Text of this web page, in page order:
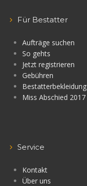
Für Bestatter
Aufträge suchen
So gehts
Jetzt registrieren
Gebühren
Bestatterbekleidung
Miss Abschied 2017
Service
Kontakt
Über uns